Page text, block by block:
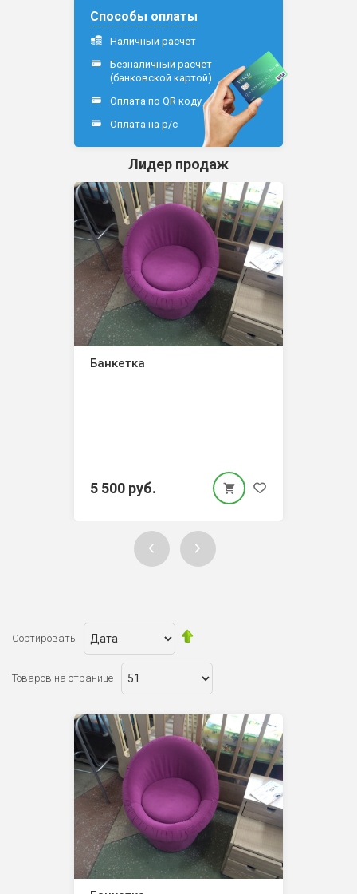
Способы оплаты
Наличный расчёт
Безналичный расчёт
(банковской картой)
Оплата по QR коду
Оплата на р/c
Лидер продаж
Банкетка
5 500 руб.
Сортировать
Товаров на странице